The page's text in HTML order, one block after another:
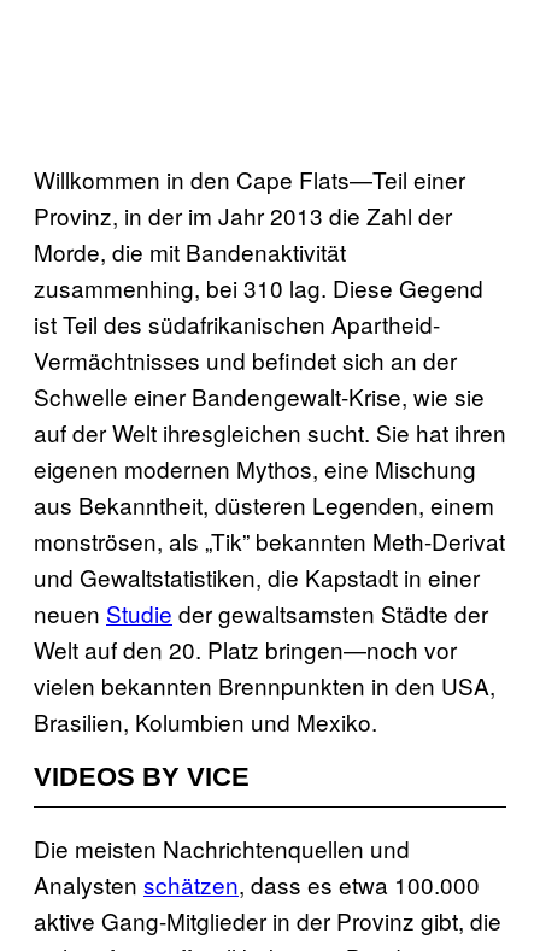
Willkommen in den Cape Flats—Teil einer
Provinz, in der im Jahr 2013 die Zahl der
Morde, die mit Bandenaktivität
zusammenhing, bei 310 lag. Diese Gegend
ist Teil des südafrikanischen Apartheid-
Vermächtnisses und befindet sich an der
Schwelle einer Bandengewalt-Krise, wie sie
auf der Welt ihresgleichen sucht. Sie hat ihren
eigenen modernen Mythos, eine Mischung
aus Bekanntheit, düsteren Legenden, einem
monströsen, als „Tik” bekannten Meth-Derivat
und Gewaltstatistiken, die Kapstadt in einer
neuen Studie der gewaltsamsten Städte der
Welt auf den 20. Platz bringen—noch vor
vielen bekannten Brennpunkten in den USA,
Brasilien, Kolumbien und Mexiko.
VIDEOS BY VICE
Die meisten Nachrichtenquellen und
Analysten schätzen, dass es etwa 100.000
aktive Gang-Mitglieder in der Provinz gibt, die